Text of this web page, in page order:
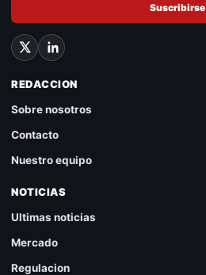
Suscribirse
REDACCION
Sobre nosotros
Contacto
Nuestro equipo
NOTICIAS
Ultimas noticias
Mercado
Regulacion